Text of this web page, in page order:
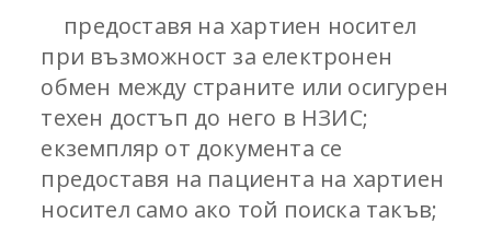
предоставя на хартиен носител
при възможност за електронен
обмен между страните или осигурен
техен достъп до него в НЗИС;
екземпляр от документа се
предоставя на пациента на хартиен
носител само ако той поиска такъв;